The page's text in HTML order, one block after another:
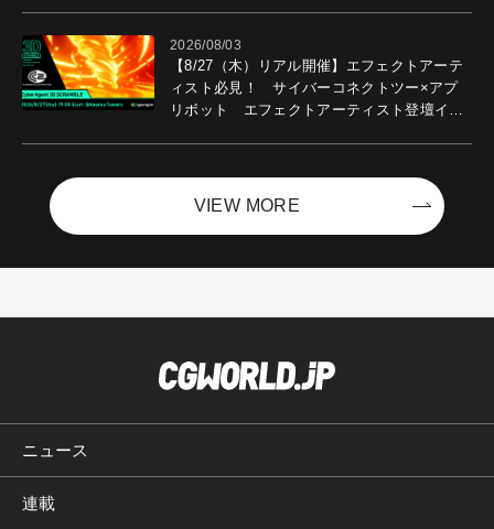
2026/08/03
【8/27（木）リアル開催】エフェクトアーテ
ィスト必見！ サイバーコネクトツー×アプ
リボット エフェクトアーティスト登壇イベ
VIEW MORE
ニュース
連載